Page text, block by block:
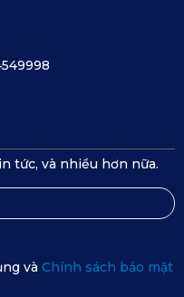
tức, và nhiều hơn nữa.
và Chính sách bảo mật